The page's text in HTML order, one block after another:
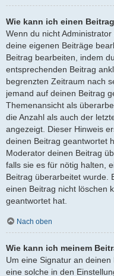
Wie kann ich einen
Wenn du nicht
deine eigenen Beiträge
Beitrag bearbeiten, indem
entsprechenden Beitrag
begrenzten Zeitraum nach
jemand auf deinen Beitrag
Themenansicht als
die Anzahl als auch der
angezeigt. Dieser Hinweis
deinen Beitrag geantwortet
Moderator deinen Beitrag
falls sie es für nötig halten,
Beitrag überarbeitet wurde.
einen Beitrag nicht löschen
geantwortet hat.
Nach oben
Wie kann ich meinem
Um eine Signatur an
eine solche in den